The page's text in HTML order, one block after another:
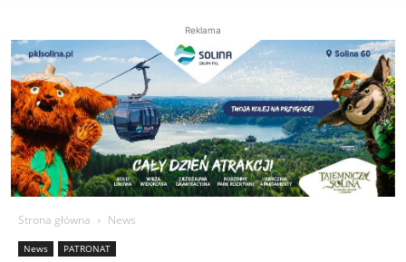
Reklama
Strona główna News
News PATRONAT